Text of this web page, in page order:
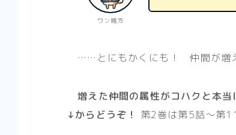
ワン親方
……とにもかくにも！ 仲間が増え
増えた仲間の属性がコハクと本
↓からどうぞ！
第2巻は第5話～第